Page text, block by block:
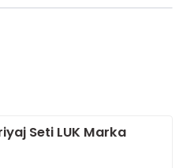
Seti LUK Marka